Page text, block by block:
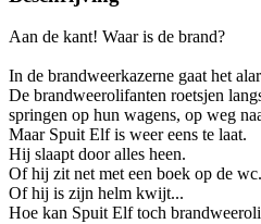
Aan de kant! Waar is de brand?
In de brandweerkazerne gaat het
De brandweerolifanten roetsjen
springen op hun wagens, op weg
Maar Spuit Elf is weer eens te laat.
Hij slaapt door alles heen.
Of hij zit net met een boek op de wc.
Of hij is zijn helm kwijt...
Hoe kan Spuit Elf toch